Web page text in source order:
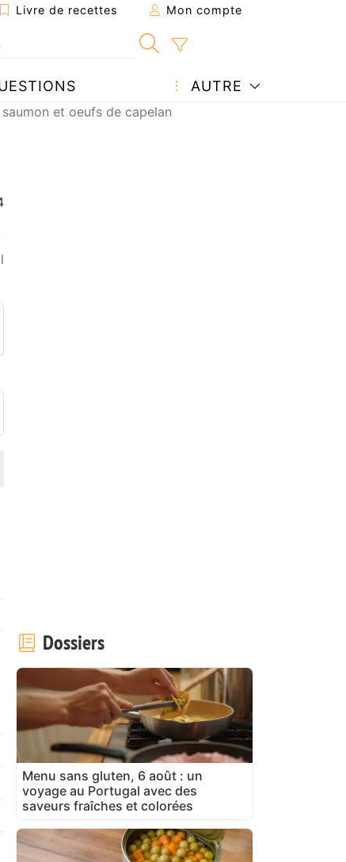
Livre de recettes Mon compte
AUTRE
et oeufs de capelan
à un ami
page
une question à l'auteur
votre photo de cette
Dossiers
Menu sans gluten, 6 août : un
voyage au Portugal avec des
saveurs fraîches et colorées